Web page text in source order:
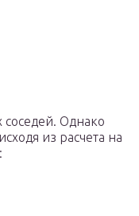
соседей. Однако
из расчета на